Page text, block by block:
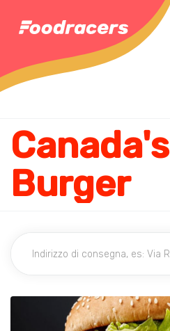
Canada's
Burger